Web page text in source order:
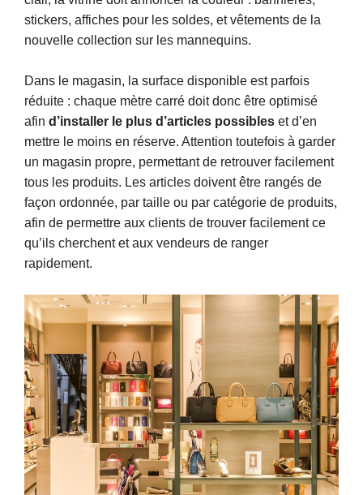
stickers, affiches pour les soldes, et vêtements de la
nouvelle collection sur les mannequins.
Dans le magasin, la surface disponible est parfois
réduite : chaque mètre carré doit donc être optimisé
afin d’installer le plus d’articles possibles et d’en
mettre le moins en réserve. Attention toutefois à garder
un magasin propre, permettant de retrouver facilement
tous les produits. Les articles doivent être rangés de
façon ordonnée, par taille ou par catégorie de produits,
afin de permettre aux clients de trouver facilement ce
qu’ils cherchent et aux vendeurs de ranger
rapidement.